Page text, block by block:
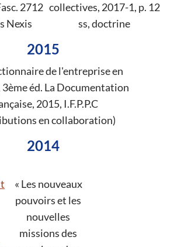
2712
Nexis
collectives, 2017-1, p. 12
ss, doctrine
2015
de l'entreprise en
éd. La Documentation
2015, I.F.P.P.C
en collaboration)
2014
« Les nouveaux
pouvoirs et les
nouvelles
missions des